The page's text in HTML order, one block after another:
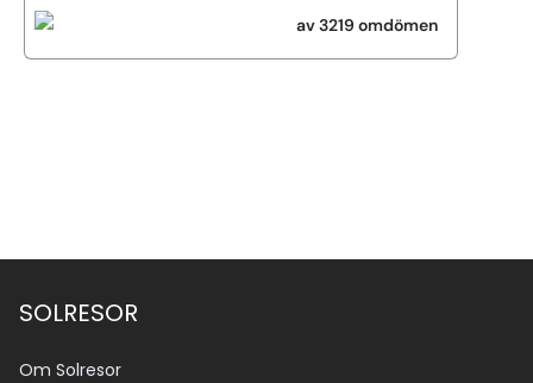
av 3219 omdömen
SOLRESOR
Om Solresor